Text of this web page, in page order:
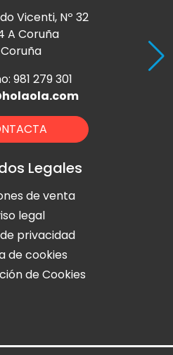
Vicenti, Nº 32
A Coruña
981 279 301
Legales
de venta
legal
privacidad
de cookies
de Cookies